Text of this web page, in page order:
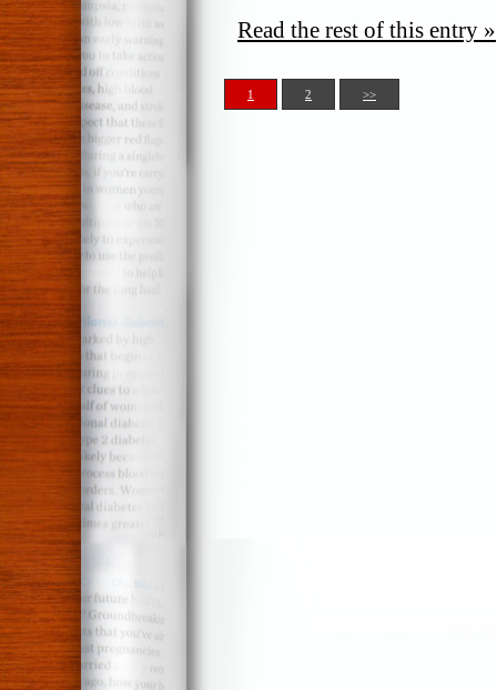
Read the rest of this entry »
1 2 >>